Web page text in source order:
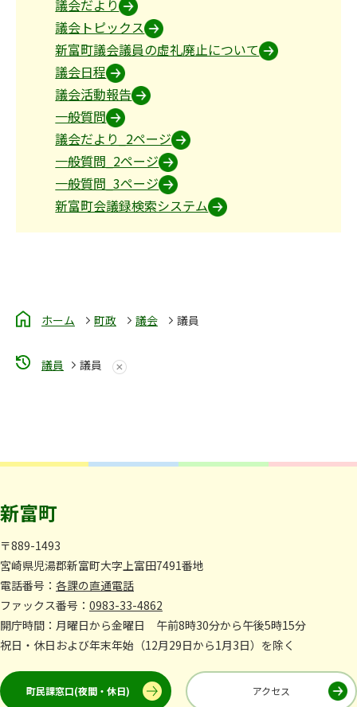
議会だより
議会トピックス
新富町議会議員の虚礼廃止について
議会日程
議会活動報告
一般質問
議会だより_2ページ
一般質問_2ページ
一般質問_3ページ
新富町会議録検索システム
ホーム 町政 議会 議員
議員 議員
新富町
〒889-1493
宮崎県児湯郡新富町大字上富田7491番地
電話番号： 各課の直通電話
ファックス番号： 0983-33-4862
開庁時間：月曜日から金曜日 午前8時30分から午後5時15分
祝日・休日および年末年始（12月29日から1月3日）を除く
町民課窓口(夜間・休日) アクセス